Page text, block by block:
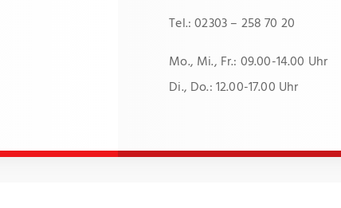
Tel.: 02303 – 258 70 20
Mo., Mi., Fr.: 09.00-14.00 Uhr
Di., Do.: 12.00-17.00 Uhr